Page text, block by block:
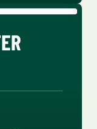
Preis: